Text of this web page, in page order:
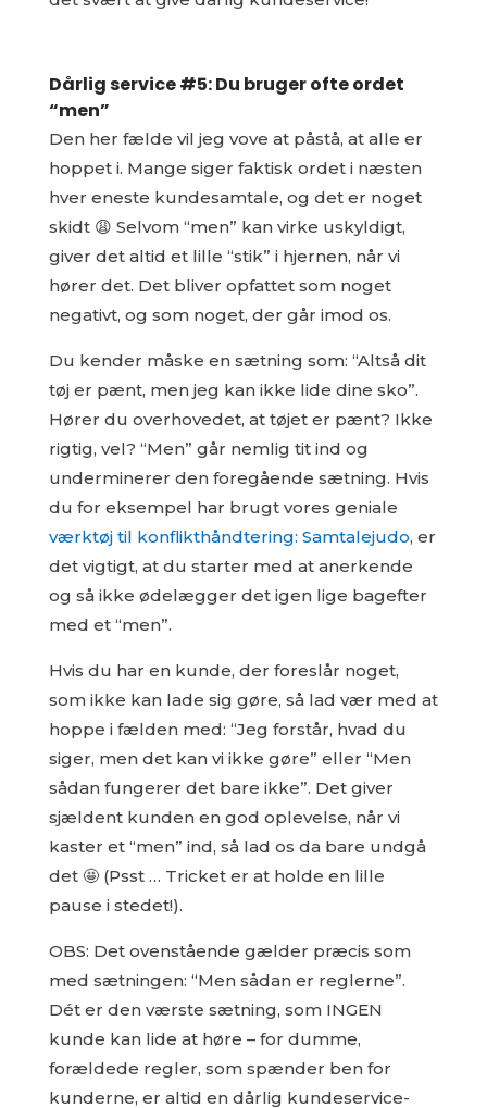
Dårlig service #5: Du bruger ofte ordet
“men”
Den her fælde vil jeg vove at påstå, at alle er
hoppet i. Mange siger faktisk ordet i næsten
hver eneste kundesamtale, og det er noget
skidt 😩 Selvom “men” kan virke uskyldigt,
giver det altid et lille “stik” i hjernen, når vi
hører det. Det bliver opfattet som noget
negativt, og som noget, der går imod os.
Du kender måske en sætning som: “Altså dit
tøj er pænt, men jeg kan ikke lide dine sko”.
Hører du overhovedet, at tøjet er pænt? Ikke
rigtig, vel? “Men” går nemlig tit ind og
underminerer den foregående sætning. Hvis
du for eksempel har brugt vores geniale
værktøj til konflikthåndtering: Samtalejudo, er
det vigtigt, at du starter med at anerkende
og så ikke ødelægger det igen lige bagefter
med et “men”.
Hvis du har en kunde, der foreslår noget,
som ikke kan lade sig gøre, så lad vær med at
hoppe i fælden med: “Jeg forstår, hvad du
siger, men det kan vi ikke gøre” eller “Men
sådan fungerer det bare ikke”. Det giver
sjældent kunden en god oplevelse, når vi
kaster et “men” ind, så lad os da bare undgå
det 🤩 (Psst … Tricket er at holde en lille
pause i stedet!).
OBS: Det ovenstående gælder præcis som
med sætningen: “Men sådan er reglerne”.
Dét er den værste sætning, som INGEN
kunde kan lide at høre – for dumme,
forældede regler, som spænder ben for
kunderne, er altid en dårlig kundeservice-